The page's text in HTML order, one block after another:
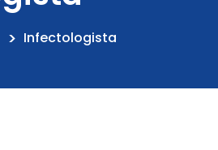
Infectologista